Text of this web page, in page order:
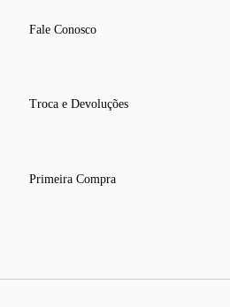
Fale Conosco
Troca e Devoluções
Primeira Compra